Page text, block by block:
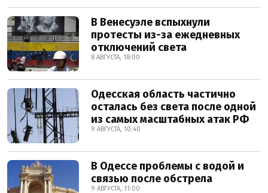
В Венесуэле вспыхнули
протесты из-за ежедневных
отключений света
8 АВГУСТА, 18:00
Одесская область частично
осталась без света после одной
из самых масштабных атак РФ
9 АВГУСТА, 10:40
В Одессе проблемы с водой и
связью после обстрела
9 АВГУСТА, 11:00